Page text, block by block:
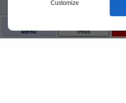
Customize
Menu Infos